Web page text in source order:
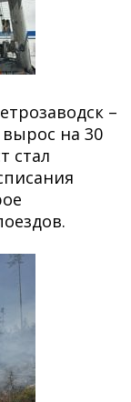
–
вырос на 30
стал